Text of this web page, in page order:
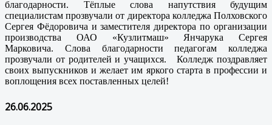
благодарности. Тёплые слова напутствия будущим
специалистам прозвучали от директора колледжа Полховского
Сергея Фёдоровича и заместителя директора по организации
производства ОАО «Кузлитмаш» Янчарука Сергея
Марковича. Слова благодарности педагогам колледжа
прозвучали от родителей и учащихся. Колледж поздравляет
своих выпускников и желает им яркого старта в профессии и
воплощения всех поставленных целей!
26.06.2025